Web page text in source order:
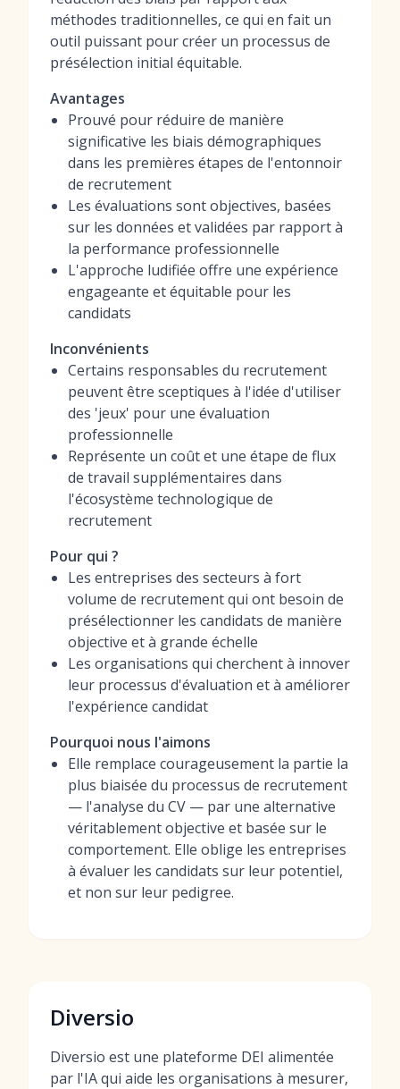
méthodes traditionnelles, ce qui en fait un
outil puissant pour créer un processus de
présélection initial équitable.
Avantages
Prouvé pour réduire de manière
significative les biais démographiques
dans les premières étapes de l'entonnoir
de recrutement
Les évaluations sont objectives, basées
sur les données et validées par rapport à
la performance professionnelle
L'approche ludifiée offre une expérience
engageante et équitable pour les
candidats
Inconvénients
Certains responsables du recrutement
peuvent être sceptiques à l'idée d'utiliser
des 'jeux' pour une évaluation
professionnelle
Représente un coût et une étape de flux
de travail supplémentaires dans
l'écosystème technologique de
recrutement
Pour qui ?
Les entreprises des secteurs à fort
volume de recrutement qui ont besoin de
présélectionner les candidats de manière
objective et à grande échelle
Les organisations qui cherchent à innover
leur processus d'évaluation et à améliorer
l'expérience candidat
Pourquoi nous l'aimons
Elle remplace courageusement la partie la
plus biaisée du processus de recrutement
— l'analyse du CV — par une alternative
véritablement objective et basée sur le
comportement. Elle oblige les entreprises
à évaluer les candidats sur leur potentiel,
et non sur leur pedigree.
Diversio
Diversio est une plateforme DEI alimentée
par l'IA qui aide les organisations à mesurer,